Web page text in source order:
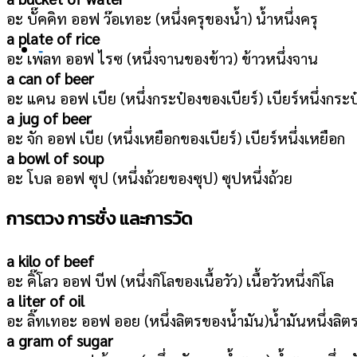
-
อะ บั๊คคิท ออฟ ว๊อเทอะ (หนึ่งครุของน้ำ) น้ำหนึ่งครุ
a plate of rice
อะ เพลท ออฟ ไรซ (หนึ่งจานของข้าว) ข้าวหนึ่งจาน
a can of beer
อะ แคน ออฟ เบีย (หนึ่งกระป๋องของเบียร์) เบียร์หนึ่งกระ
a jug of beer
อะ จัก ออฟ เบีย (หนึ่งเหยือกของเบียร์) เบียร์หนึ่งเหยือก
a bowl of soup
อะ โบล ออฟ ซุป (หนึ่งถ้วยของซุป) ซุปหนึ่งถ้วย
การตวงการชั่ง และการวัด
a kilo of beef
อะ คิ๊โลว ออฟ บีฟ (หนึ่งกิโลของเนื้อวัว) เนื้อวัวหนึ่งกิโล
a liter of oil
อะ ลิ๊ทเทอะ ออฟ ออย (หนึ่งลิตรของน้ำมัน)น้ำมันหนึ่งลิตร
a gram of sugar